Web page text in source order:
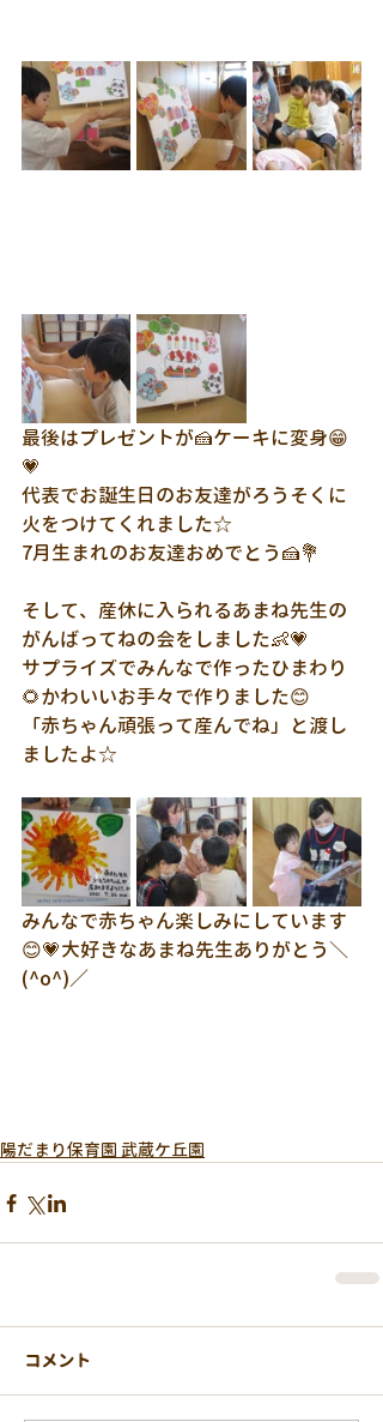
最後はプレゼントが🍰ケーキに変身😁
💗
代表でお誕生日のお友達がろうそくに
火をつけてくれました☆
7月生まれのお友達おめでとう🍰💐
そして、産休に入られるあまね先生の
がんばってねの会をしました👶💗
サプライズでみんなで作ったひまわり
🌻かわいいお手々で作りました😊
「赤ちゃん頑張って産んでね」と渡し
ましたよ☆
みんなで赤ちゃん楽しみにしています
😊💗大好きなあまね先生ありがとう＼
(^o^)／
陽だまり保育園 武蔵ケ丘園
コメント